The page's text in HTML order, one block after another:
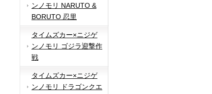
ンノモリ NARUTO &
BORUTO 忍里
タイムズカー×ニジゲ
ンノモリ ゴジラ迎撃作
戦
タイムズカー×ニジゲ
ンノモリ ドラゴンクエ